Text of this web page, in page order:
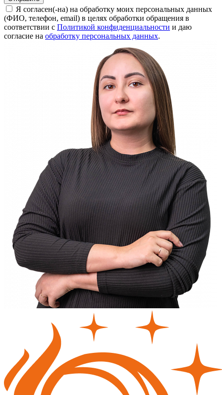
Я согласен(-на) на обработку моих персональных данных
(ФИО, телефон, email) в целях обработки обращения в
соответствии с Политикой конфиденциальности и даю
согласие на обработку персональных данных.